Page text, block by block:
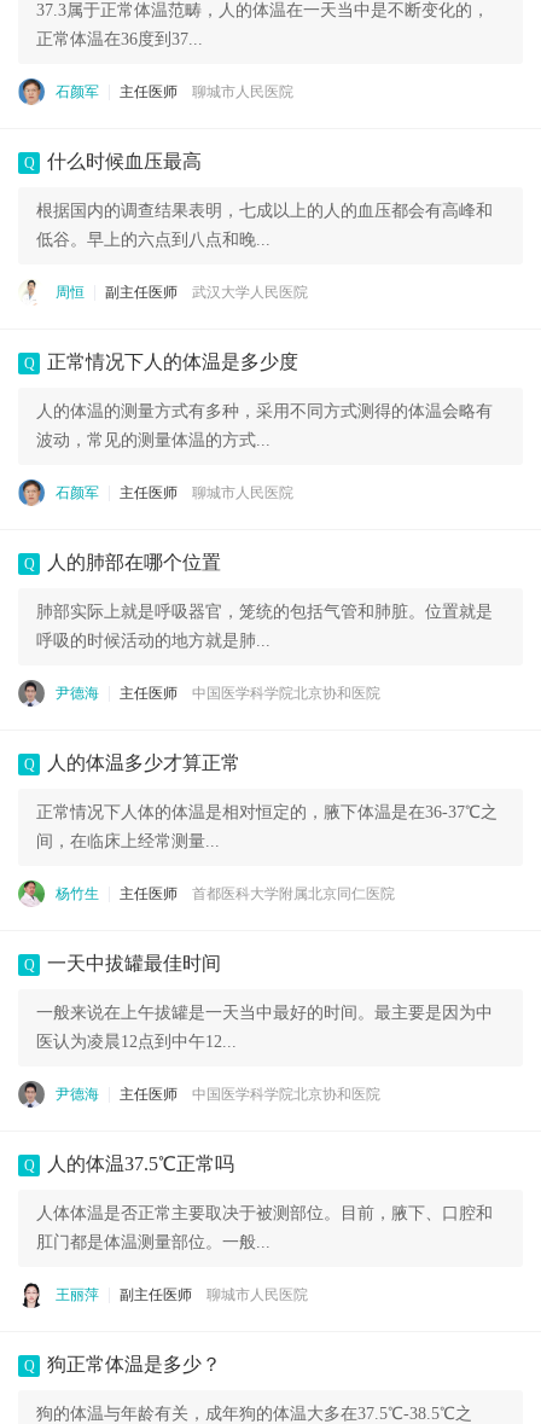
37.3属于正常体温范畴，人的体温在一天当中是不断变化的，
正常体温在36度到37...
石颜军 主任医师 聊城市人民医院
Q 什么时候血压最高
根据国内的调查结果表明，七成以上的人的血压都会有高峰和
低谷。早上的六点到八点和晚...
周恒 副主任医师 武汉大学人民医院
Q 正常情况下人的体温是多少度
人的体温的测量方式有多种，采用不同方式测得的体温会略有
波动，常见的测量体温的方式...
石颜军 主任医师 聊城市人民医院
Q 人的肺部在哪个位置
肺部实际上就是呼吸器官，笼统的包括气管和肺脏。位置就是
呼吸的时候活动的地方就是肺...
尹德海 主任医师 中国医学科学院北京协和医院
Q 人的体温多少才算正常
正常情况下人体的体温是相对恒定的，腋下体温是在36-37℃之
间，在临床上经常测量...
杨竹生 主任医师 首都医科大学附属北京同仁医院
Q 一天中拔罐最佳时间
一般来说在上午拔罐是一天当中最好的时间。最主要是因为中
医认为凌晨12点到中午12...
尹德海 主任医师 中国医学科学院北京协和医院
Q 人的体温37.5℃正常吗
人体体温是否正常主要取决于被测部位。目前，腋下、口腔和
肛门都是体温测量部位。一般...
王丽萍 副主任医师 聊城市人民医院
Q 狗正常体温是多少？
狗的体温与年龄有关，成年狗的体温大多在37.5℃-38.5℃之